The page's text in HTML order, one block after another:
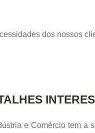
dos nossos
e Comércio tem a